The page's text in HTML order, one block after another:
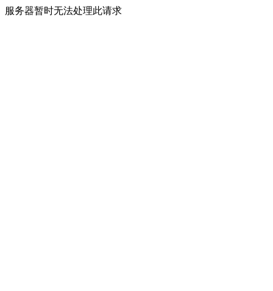
服务器暂时无法处理此请求